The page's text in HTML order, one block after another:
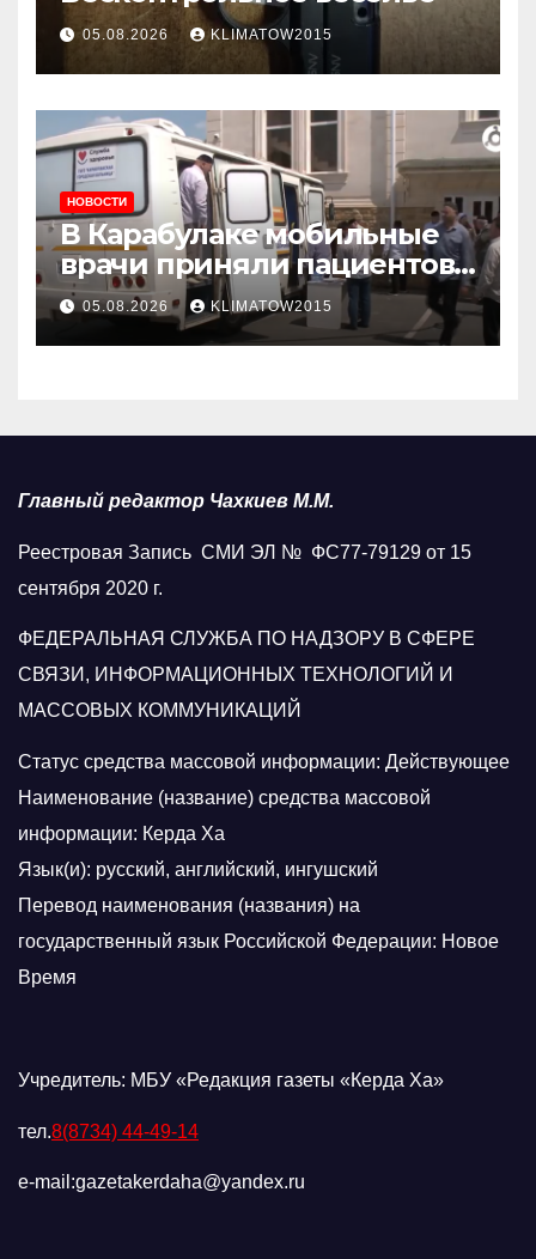
05.08.2026 KLIMATOW2015
НОВОСТИ
В Карабулаке мобильные
врачи приняли пациентов
у стен мечети
05.08.2026 KLIMATOW2015
Главный редактор Чахкиев М.М.
Реестровая Запись СМИ ЭЛ № ФС77-79129 от 15
сентября 2020 г.
ФЕДЕРАЛЬНАЯ СЛУЖБА ПО НАДЗОРУ В СФЕРЕ
СВЯЗИ, ИНФОРМАЦИОННЫХ ТЕХНОЛОГИЙ И
МАССОВЫХ КОММУНИКАЦИЙ
Статус средства массовой информации: Действующее
Наименование (название) средства массовой
информации: Керда Ха
Язык(и): русский, английский, ингушский
Перевод наименования (названия) на
государственный язык Российской Федерации: Новое
Время
Учредитель: МБУ «Редакция газеты «Керда Ха»
тел.8(8734) 44-49-14
e-mail:gazetakerdaha@yandex.ru